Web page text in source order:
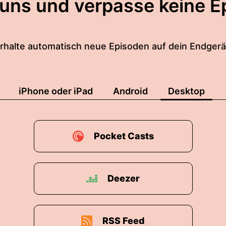
und verpasse keine
automatisch neue Episoden auf dein
iPhone oder iPad Android Desktop
Pocket Casts
Deezer
RSS Feed